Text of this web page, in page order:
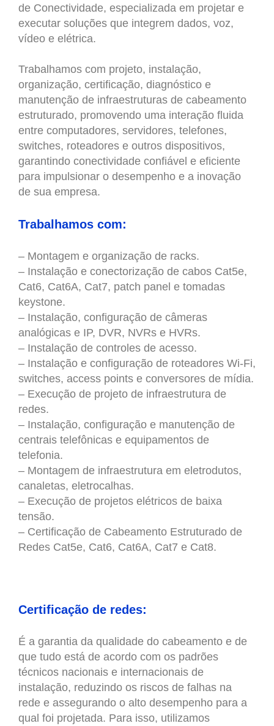
de Conectividade, especializada em projetar e
executar soluções que integrem dados, voz,
vídeo e elétrica.
Trabalhamos com projeto, instalação,
organização, certificação, diagnóstico e
manutenção de infraestruturas de cabeamento
estruturado, promovendo uma interação fluida
entre computadores, servidores, telefones,
switches, roteadores e outros dispositivos,
garantindo conectividade confiável e eficiente
para impulsionar o desempenho e a inovação
de sua empresa.
Trabalhamos com:
– Montagem e organização de racks.
– Instalação e conectorização de cabos Cat5e,
Cat6, Cat6A, Cat7, patch panel e tomadas
keystone.
– Instalação, configuração de câmeras
analógicas e IP, DVR, NVRs e HVRs.
– Instalação de controles de acesso.
– Instalação e configuração de roteadores Wi-Fi,
switches, access points e conversores de mídia.
– Execução de projeto de infraestrutura de
redes.
– Instalação, configuração e manutenção de
centrais telefônicas e equipamentos de
telefonia.
– Montagem de infraestrutura em eletrodutos,
canaletas, eletrocalhas.
– Execução de projetos elétricos de baixa
tensão.
– Certificação de Cabeamento Estruturado de
Redes Cat5e, Cat6, Cat6A, Cat7 e Cat8.
Certificação de redes:
É a garantia da qualidade do cabeamento e de
que tudo está de acordo com os padrões
técnicos nacionais e internacionais de
instalação, reduzindo os riscos de falhas na
rede e assegurando o alto desempenho para a
qual foi projetada. Para isso, utilizamos